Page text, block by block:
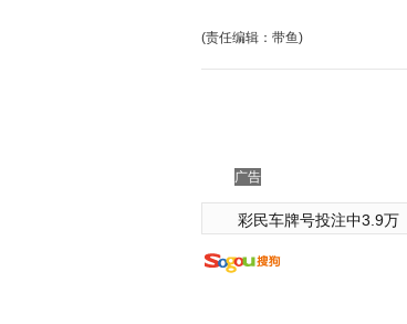
(责任编辑：带鱼)
广告
彩民车牌号投注中3.9万